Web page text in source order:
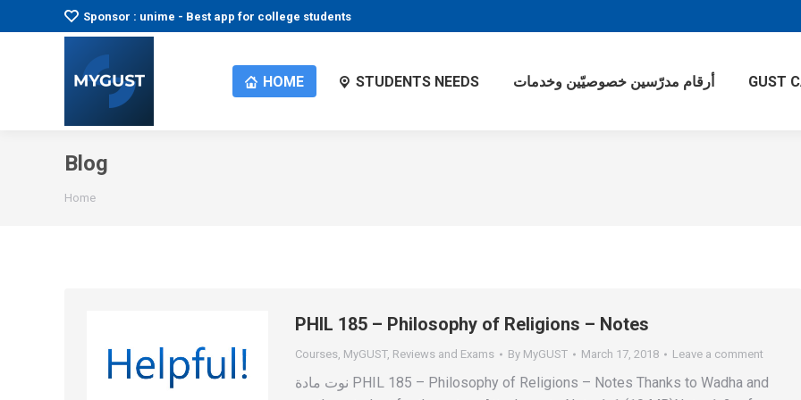
Sponsor : unime - Best app for college students
HOME STUDENTS NEEDS أرقام مدرّسين خصوصيّين وخدمات GUST
Blog
You are here:
Home
PHIL 185 – Philosophy of Religions – Notes
Courses, MyGUST, Reviews and Exams By MyGUST March 17, 2018 Leave a comment
نوت مادة PHIL 185 – Philosophy of Religions – Notes Thanks to Wadha and